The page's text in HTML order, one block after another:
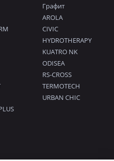
Графит
AROLA
CIVIC
HYDROTHERAPY
KUATRO NK
ODISEA
RS-CROSS
TERMOTECH
URBAN CHIC